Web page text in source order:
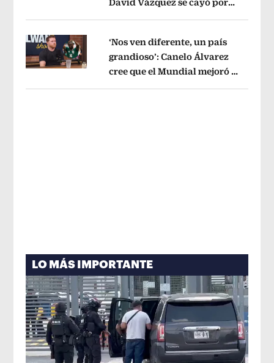
Opens in new window
Opens in new window
‘Nos ven diferente, un país
grandioso’: Canelo Álvarez
cree que el Mundial mejoró la
LO MÁS IMPORTANTE